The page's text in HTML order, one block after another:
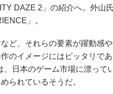
DAZE 2」の紹介へ。外山
」。
ど、それらの要素が躍動感
のイメージにはピッタリで
日本のゲーム市場に漂って
られているそうだ。